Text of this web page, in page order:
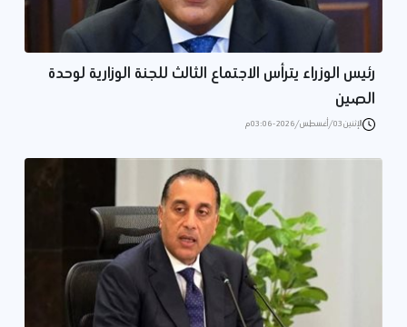
رئيس الوزراء يترأس الاجتماع الثالث للجنة الوزارية لوحدة
الصين
الإثنين 03/أغسطس/2026 - 03:06 م